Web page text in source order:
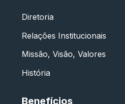
Diretoria
Relações Institucionais
Missão, Visão, Valores
História
Benefícios